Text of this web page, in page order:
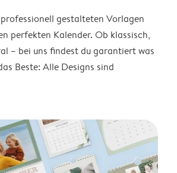
gestalteten Vorlagen
perfekten Kalender. Ob klassisch,
– bei uns findest du garantiert was
Beste: Alle Designs sind